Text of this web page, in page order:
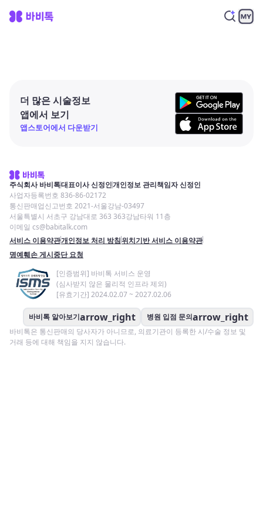
더 많은 시술정보
앱에서 보기
앱스토어에서 다운받기
주식회사 바비톡대표이사 신정인개인정보 관리책임자 신정인
사업자등록번호 836-86-02172
통신판매업신고번호 2021-서울강남-03497
서울특별시 서초구 강남대로 363 363강남타워 11층
이메일 cs@babitalk.com
서비스 이용약관개인정보 처리 방침위치기반 서비스 이용약관
명예훼손 게시중단 요청
[인증범위] 바비톡 서비스 운영
(심사받지 않은 물리적 인프라 제외)
[유효기간] 2024.02.07 ~ 2027.02.06
바비톡 알아보기arrow_right 병원 입점 문의arrow_right
바비톡은 통신판매의 당사자가 아니므로, 의료기관이 등록한 시/수술 정보 및
거래 등에 대해 책임을 지지 않습니다.